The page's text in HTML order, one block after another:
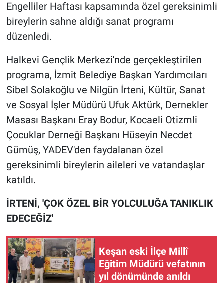
Engelliler Haftası kapsamında özel gereksinimli
bireylerin sahne aldığı sanat programı
düzenledi.
Halkevi Gençlik Merkezi'nde gerçekleştirilen
programa, İzmit Belediye Başkan Yardımcıları
Sibel Solakoğlu ve Nilgün İrteni, Kültür, Sanat
ve Sosyal İşler Müdürü Ufuk Aktürk, Dernekler
Masası Başkanı Eray Bodur, Kocaeli Otizmli
Çocuklar Derneği Başkanı Hüseyin Necdet
Gümüş, YADEV'den faydalanan özel
gereksinimli bireylerin aileleri ve vatandaşlar
katıldı.
İRTENİ, 'ÇOK ÖZEL BİR YOLCULUĞA TANIKLIK
EDECEĞİZ'
Keşan eski İlçe Millî
Eğitim Müdürü vefatının
yıl dönümünde anıldı